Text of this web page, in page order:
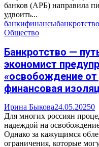
банков (АРБ) направила
удвоить...
банкифинансыбанкротство
Общество
Банкротство —
экономист
«освобождение
финансовая
Ирина Быкова24.05.20250
Для многих россиян
надеждой на
Однако за кажущимся
ограничения, которые